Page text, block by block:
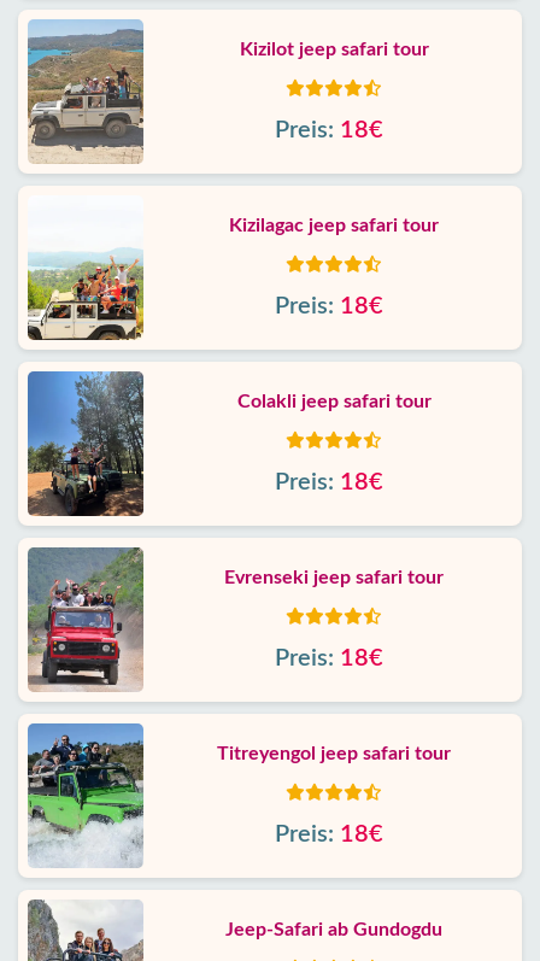
Kizilot jeep safari tour
Preis: 18€
Kizilagac jeep safari tour
Preis: 18€
Colakli jeep safari tour
Preis: 18€
Evrenseki jeep safari tour
Preis: 18€
Titreyengol jeep safari tour
Preis: 18€
Jeep-Safari ab Gundogdu